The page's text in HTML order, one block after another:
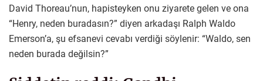
David Thoreau’nun, hapisteyken onu ziyarete gelen ve ona
“Henry, neden buradasın?” diyen arkadaşı Ralph Waldo
Emerson’a, şu efsanevi cevabı verdiği söylenir: “Waldo, sen
neden burada değilsin?”